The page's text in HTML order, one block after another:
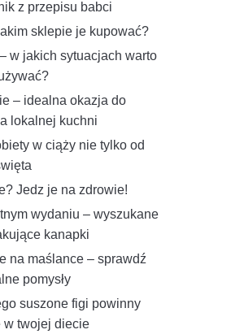
z przepisu babci
sklepie je kupować?
w jakich sytuacjach warto
– idealna okazja do
lokalnej kuchni
w ciąży nie tylko od
Jedz je na zdrowie!
wydaniu – wyszukane
kanapki
na maślance – sprawdź
pomysły
suszone figi powinny
w twojej diecie